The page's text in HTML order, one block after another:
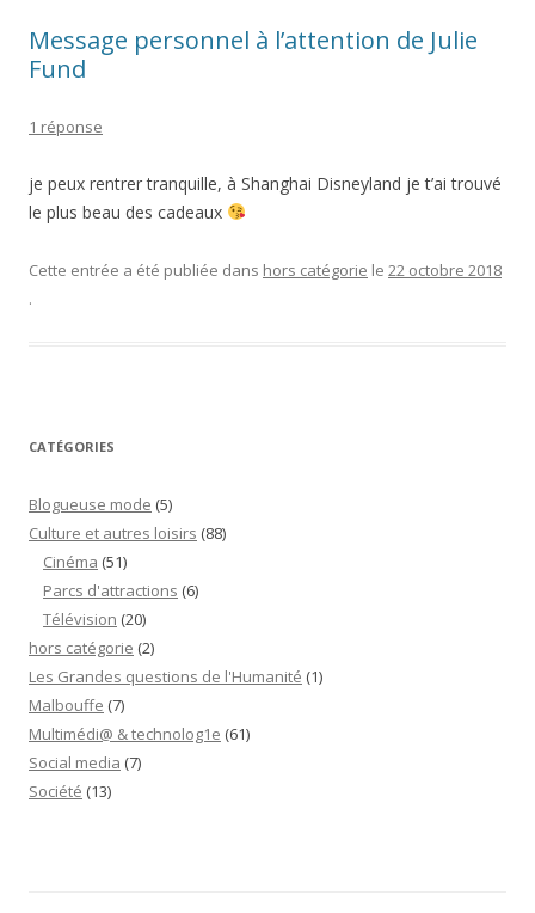
Message personnel à l’attention de Julie
Fund
1 réponse
je peux rentrer tranquille, à Shanghai Disneyland je t’ai trouvé
le plus beau des cadeaux
Cette entrée a été publiée dans hors catégorie le 22 octobre 2018
.
CATÉGORIES
Blogueuse mode (5)
Culture et autres loisirs (88)
Cinéma (51)
Parcs d'attractions (6)
Télévision (20)
hors catégorie (2)
Les Grandes questions de l'Humanité (1)
Malbouffe (7)
Multimédi@ & technolog1e (61)
Social media (7)
Société (13)